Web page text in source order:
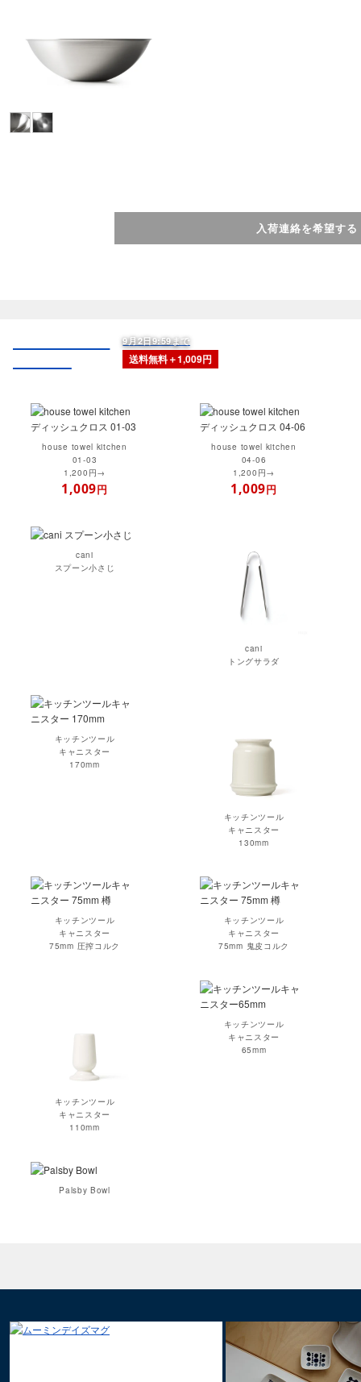
入荷連絡を希望する
9月2日9:59まで
送料無料＋1,009円
house towel kitchen
01-03
1,200円→
1,009円
house towel kitchen
04-06
1,200円→
1,009円
cani
スプーン小さじ
cani
トングサラダ
キッチンツール
キャニスター
170mm
キッチンツール
キャニスター
130mm
キッチンツール
キャニスター
75mm 圧搾コルク
キッチンツール
キャニスター
75mm 鬼皮コルク
キッチンツール
キャニスター
110mm
キッチンツール
キャニスター
65mm
Palsby Bowl